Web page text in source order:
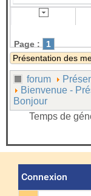
Page : 1
forum
Bienvenue -
Bonjour
Temps de
Connexion